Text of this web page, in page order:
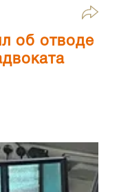
об отводе